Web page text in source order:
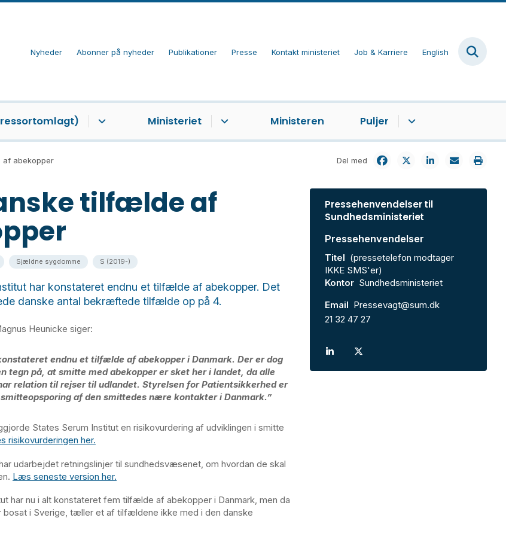
Nyheder Abonner på nyheder Publikationer Presse Kontakt ministeriet Job & Karriere English
Ministeriet Ministeren Puljer
af abekopper Del med
tilfælde af
Sjældne sygdomme S (2019-)
har konstateret endnu et tilfælde af abekopper. Det
danske antal bekræftede tilfælde op på 4.
Heunicke siger:
endnu et tilfælde af abekopper i Danmark. Der er dog
tegn på, at smitte med abekopper er sket her i landet, da alle
relation til rejser til udlandet. Styrelsen for Patientsikkerhed er
af den smittedes nære kontakter i Danmark.”
States Serum Institut en risikovurdering af udviklingen i smitte
risikovurderingen her.
udarbejdet retningslinjer til sundhedsvæsenet, om hvordan de skal
Læs seneste version her.
har nu i alt konstateret fem tilfælde af abekopper i Danmark, men da
bosat i Sverige, tæller et af tilfældene ikke med i den danske
Pressehenvendelser til
Sundhedsministeriet
Pressehenvendelser
Titel (pressetelefon modtager
IKKE SMS'er)
Kontor Sundhedsministeriet
Email Pressevagt@sum.dk
21 32 47 27